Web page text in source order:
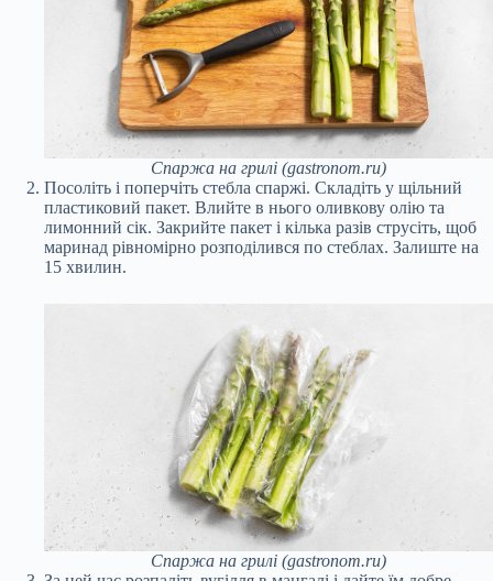
Спаржа на грилі (gastronom.ru)
Посоліть і поперчіть стебла спаржі. Складіть у щільний
пластиковий пакет. Влийте в нього оливкову олію та
лимонний сік. Закрийте пакет і кілька разів струсіть, щоб
маринад рівномірно розподілився по стеблах. Залиште на
15 хвилин.
Спаржа на грилі (gastronom.ru)